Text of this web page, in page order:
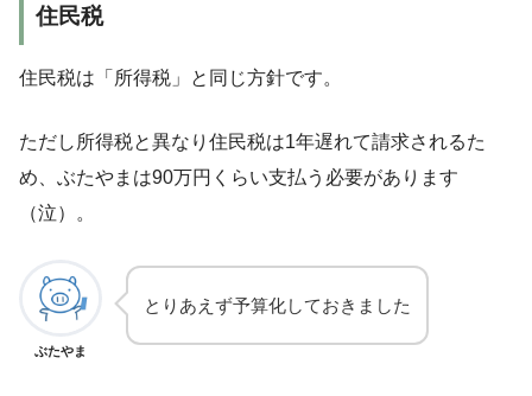
住民税
住民税は「所得税」と同じ方針です。
ただし所得税と異なり住民税は1年遅れて請求されるた
め、ぶたやまは90万円くらい支払う必要があります
（泣）。
ぶたやま
とりあえず予算化しておきました